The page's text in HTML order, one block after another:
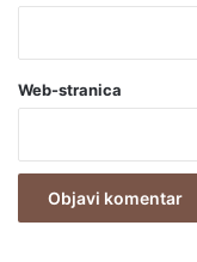
a
v
z
Web-stranica